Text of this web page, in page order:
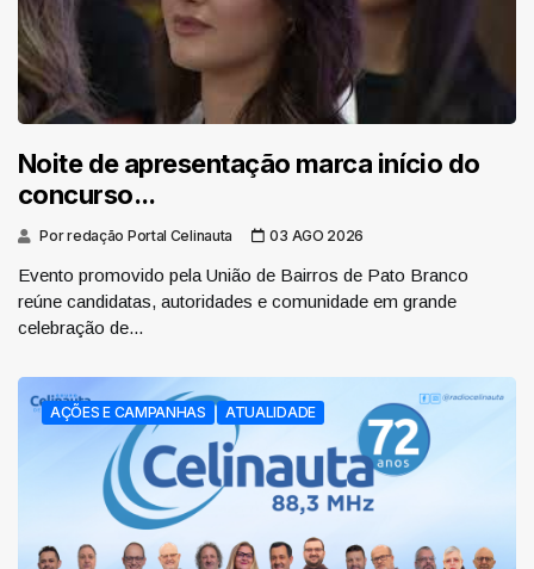
Noite de apresentação marca início do
concurso...
Por redação Portal Celinauta 03 AGO 2026
Evento promovido pela União de Bairros de Pato Branco
reúne candidatas, autoridades e comunidade em grande
celebração de...
AÇÕES E CAMPANHAS ATUALIDADE